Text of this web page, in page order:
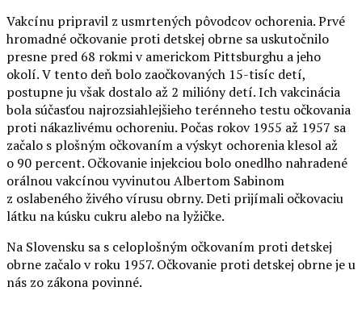
Vakcínu pripravil z usmrtených pôvodcov ochorenia. Prvé
hromadné očkovanie proti detskej obrne sa uskutočnilo
presne pred 68 rokmi v americkom Pittsburghu a jeho
okolí. V tento deň bolo zaočkovaných 15-tisíc detí,
postupne ju však dostalo až 2 milióny detí. Ich vakcinácia
bola súčasťou najrozsiahlejšieho terénneho testu očkovania
proti nákazlivému ochoreniu. Počas rokov 1955 až 1957 sa
začalo s plošným očkovaním a výskyt ochorenia klesol až
o 90 percent. Očkovanie injekciou bolo onedlho nahradené
orálnou vakcínou vyvinutou Albertom Sabinom
z oslabeného živého vírusu obrny. Deti prijímali očkovaciu
látku na kúsku cukru alebo na lyžičke.
Na Slovensku sa s celoplošným očkovaním proti detskej
obrne začalo v roku 1957. Očkovanie proti detskej obrne je u
nás zo zákona povinné.